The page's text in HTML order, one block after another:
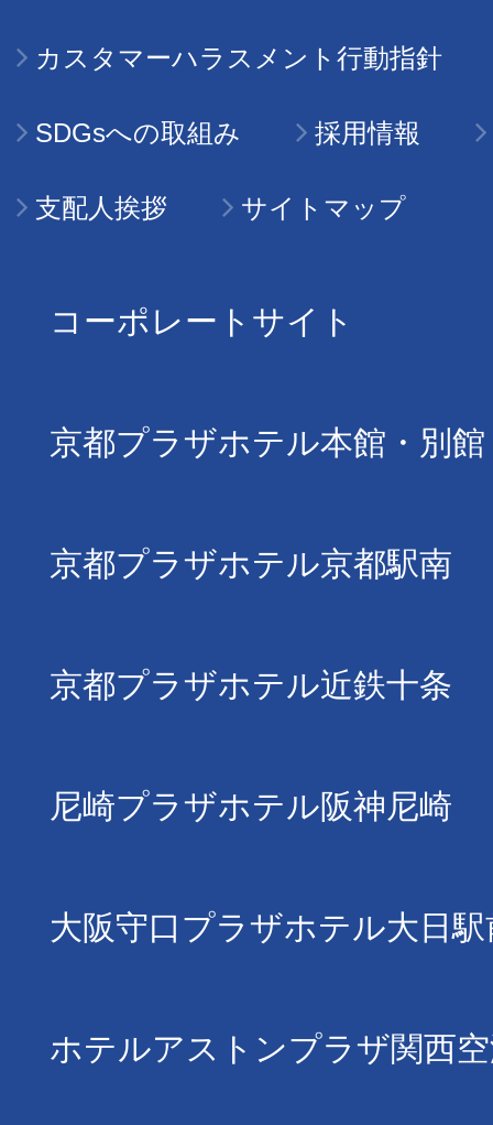
カスタマーハラスメント行動指針
SDGsへの取組み 採用情報
支配人挨拶 サイトマップ
コーポレートサイト
京都プラザホテル本館・別館
京都プラザホテル京都駅南
京都プラザホテル近鉄十条
尼崎プラザホテル阪神尼崎
大阪守口プラザホテル大日駅
ホテルアストンプラザ関西